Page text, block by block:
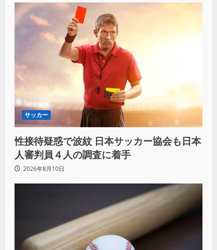
サッカー
性接待疑惑で波紋 日本サッカー協会も日本
人審判員４人の調査に着手
2026年8月10日